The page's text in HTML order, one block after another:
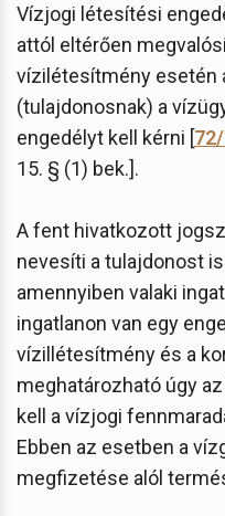
Vízjogi létesítési
attól eltérően
vízilétesítmény esetén
(tulajdonosnak) a
engedélyt kell kérni [
15. § (1) bek.].
A fent hivatkozott
nevesíti a tulajdonost
amennyiben valaki
ingatlanon van egy
vízillétesítmény és a
meghatározható úgy
kell a vízjogi
Ebben az esetben a
megfizetése alól